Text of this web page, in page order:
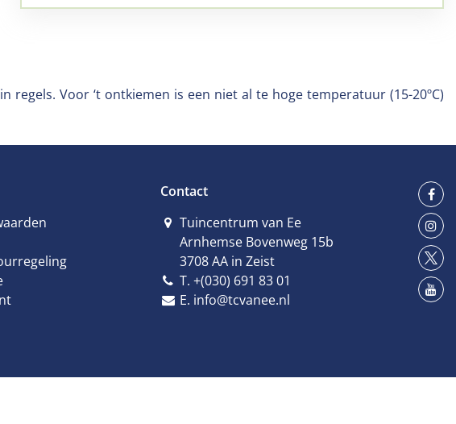
Voor ‘t ontkiemen is een niet al te hoge temperatuur (15-20ºC)
Contact
Tuincentrum van Ee
Arnhemse Bovenweg 15b
3708 AA in Zeist
T. +(030) 691 83 01
E. info@tcvanee.nl